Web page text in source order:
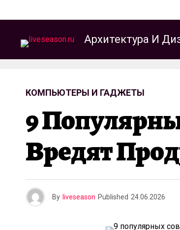
Архитектура И
КОМПЬЮТЕРЫ И ГАДЖЕТЫ
9
Вредят
By liveseason Published 24.06.2026